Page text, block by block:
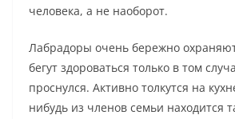
человека, а не наоборот.
Лабрадоры очень бережно
бегут здороваться только в том
проснулся. Активно толкутся на
нибудь из членов семьи находится